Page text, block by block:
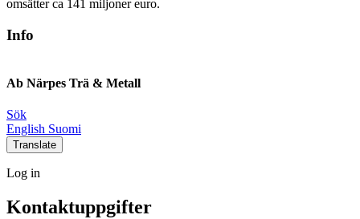
omsätter ca 141 miljoner euro.
Info
Ab Närpes Trä & Metall
Sök
Social
link
Social
link
Social
link
Social
link
English Suomi
Translate
Log
Log in
Kontaktuppgifter